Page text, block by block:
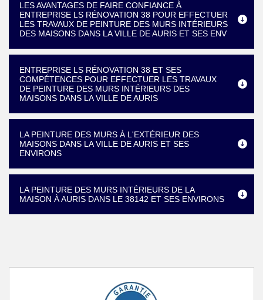
LES AVANTAGES DE FAIRE CONFIANCE À
ENTREPRISE LS RÉNOVATION 38 POUR EFFECTUER
LES TRAVAUX DE PEINTURE DES MURS INTÉRIEURS
DES MAISONS DANS LA VILLE DE AURIS ET SES ENV
ENTREPRISE LS RÉNOVATION 38 ET SES
COMPÉTENCES POUR EFFECTUER LES TRAVAUX
DE PEINTURE DES MURS INTÉRIEURS DES
MAISONS DANS LA VILLE DE AURIS
LA PEINTURE DES MURS À L'EXTÉRIEUR DES
MAISONS DANS LA VILLE DE AURIS ET SES
ENVIRONS
LA PEINTURE DES MURS INTÉRIEURS DE LA
MAISON À AURIS DANS LE 38142 ET SES ENVIRONS